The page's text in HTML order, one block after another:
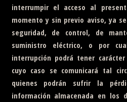
interrumpir el acceso al
momento y sin previo aviso, ya
seguridad, de control, de
suministro eléctrico, o por
interrupción podrá tener
cuyo caso se comunicará tal
quienes podrán sufrir la
información almacenada en los